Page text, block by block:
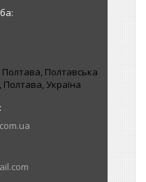
Полтава, Полтавська
Полтава, Україна